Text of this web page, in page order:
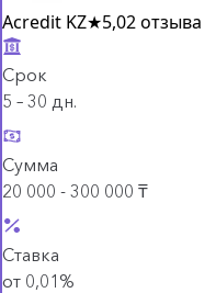
Acredit KZ★5,02 отзыва
Срок
5 – 30 дн.
Сумма
20 000 - 300 000 ₸
Ставка
от 0,01%